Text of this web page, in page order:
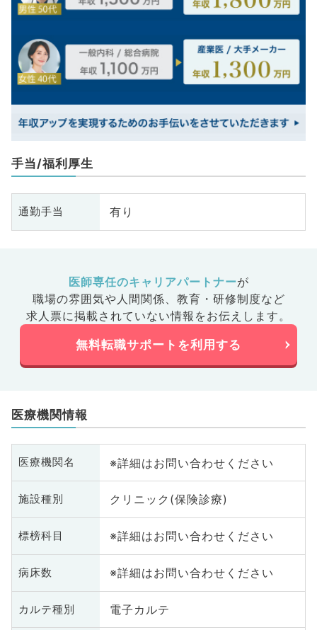
手当/福利厚生
通勤手当 有り
医師専任のキャリアパートナーが
職場の雰囲気や人間関係、 教育・研修制度など
求人票に掲載されていない情報をお伝えします。
無料転職サポートを利用する
医療機関情報
医療機関名 ※詳細はお問い合わせください
施設種別 クリニック(保険診療)
標榜科目 ※詳細はお問い合わせください
病床数 ※詳細はお問い合わせください
カルテ種別 電子カルテ